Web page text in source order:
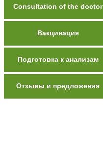
Сonsultation of the doctor
Вакцинация
Подготовка к анализам
Отзывы и предложения